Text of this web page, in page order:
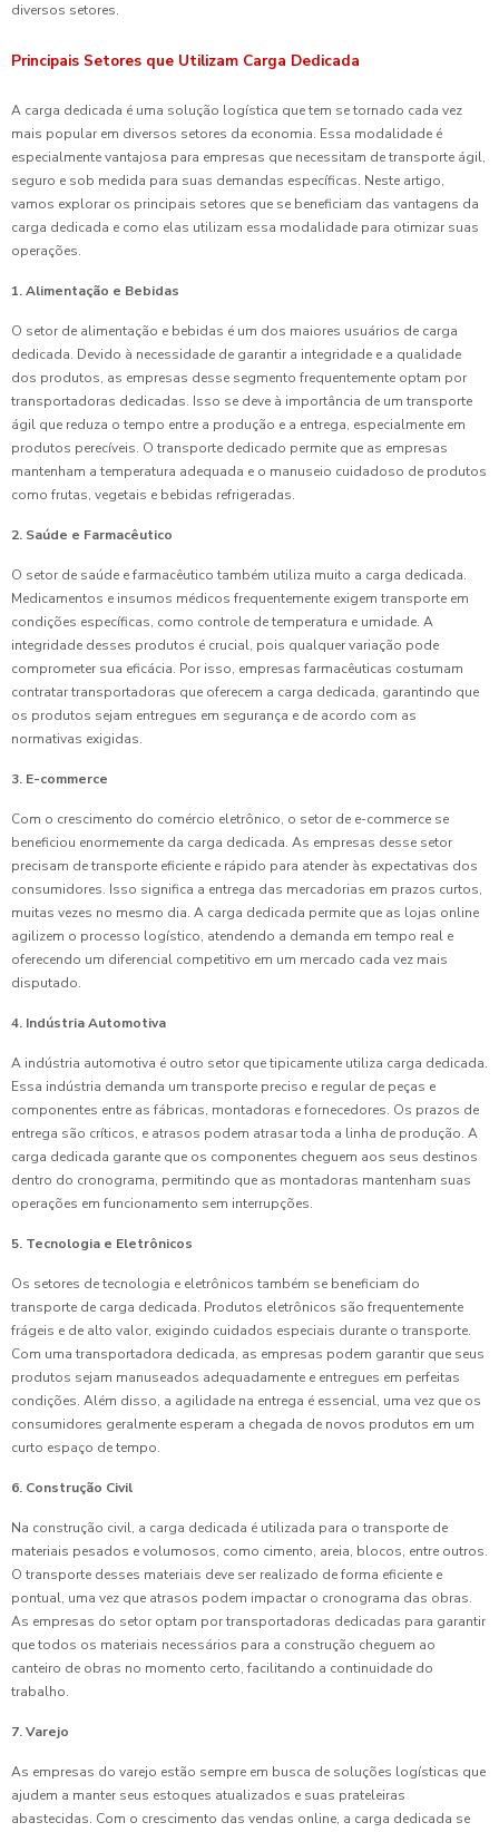
diversos setores.
Principais Setores que Utilizam Carga Dedicada
A carga dedicada é uma solução logística que tem se tornado cada vez
mais popular em diversos setores da economia. Essa modalidade é
especialmente vantajosa para empresas que necessitam de transporte ágil,
seguro e sob medida para suas demandas específicas. Neste artigo,
vamos explorar os principais setores que se beneficiam das vantagens da
carga dedicada e como elas utilizam essa modalidade para otimizar suas
operações.
1. Alimentação e Bebidas
O setor de alimentação e bebidas é um dos maiores usuários de carga
dedicada. Devido à necessidade de garantir a integridade e a qualidade
dos produtos, as empresas desse segmento frequentemente optam por
transportadoras dedicadas. Isso se deve à importância de um transporte
ágil que reduza o tempo entre a produção e a entrega, especialmente em
produtos perecíveis. O transporte dedicado permite que as empresas
mantenham a temperatura adequada e o manuseio cuidadoso de produtos
como frutas, vegetais e bebidas refrigeradas.
2. Saúde e Farmacêutico
O setor de saúde e farmacêutico também utiliza muito a carga dedicada.
Medicamentos e insumos médicos frequentemente exigem transporte em
condições específicas, como controle de temperatura e umidade. A
integridade desses produtos é crucial, pois qualquer variação pode
comprometer sua eficácia. Por isso, empresas farmacêuticas costumam
contratar transportadoras que oferecem a carga dedicada, garantindo que
os produtos sejam entregues em segurança e de acordo com as
normativas exigidas.
3. E-commerce
Com o crescimento do comércio eletrônico, o setor de e-commerce se
beneficiou enormemente da carga dedicada. As empresas desse setor
precisam de transporte eficiente e rápido para atender às expectativas dos
consumidores. Isso significa a entrega das mercadorias em prazos curtos,
muitas vezes no mesmo dia. A carga dedicada permite que as lojas online
agilizem o processo logístico, atendendo a demanda em tempo real e
oferecendo um diferencial competitivo em um mercado cada vez mais
disputado.
4. Indústria Automotiva
A indústria automotiva é outro setor que tipicamente utiliza carga dedicada.
Essa indústria demanda um transporte preciso e regular de peças e
componentes entre as fábricas, montadoras e fornecedores. Os prazos de
entrega são críticos, e atrasos podem atrasar toda a linha de produção. A
carga dedicada garante que os componentes cheguem aos seus destinos
dentro do cronograma, permitindo que as montadoras mantenham suas
operações em funcionamento sem interrupções.
5. Tecnologia e Eletrônicos
Os setores de tecnologia e eletrônicos também se beneficiam do
transporte de carga dedicada. Produtos eletrônicos são frequentemente
frágeis e de alto valor, exigindo cuidados especiais durante o transporte.
Com uma transportadora dedicada, as empresas podem garantir que seus
produtos sejam manuseados adequadamente e entregues em perfeitas
condições. Além disso, a agilidade na entrega é essencial, uma vez que os
consumidores geralmente esperam a chegada de novos produtos em um
curto espaço de tempo.
6. Construção Civil
Na construção civil, a carga dedicada é utilizada para o transporte de
materiais pesados e volumosos, como cimento, areia, blocos, entre outros.
O transporte desses materiais deve ser realizado de forma eficiente e
pontual, uma vez que atrasos podem impactar o cronograma das obras.
As empresas do setor optam por transportadoras dedicadas para garantir
que todos os materiais necessários para a construção cheguem ao
canteiro de obras no momento certo, facilitando a continuidade do
trabalho.
7. Varejo
As empresas do varejo estão sempre em busca de soluções logísticas que
ajudem a manter seus estoques atualizados e suas prateleiras
abastecidas. Com o crescimento das vendas online, a carga dedicada se